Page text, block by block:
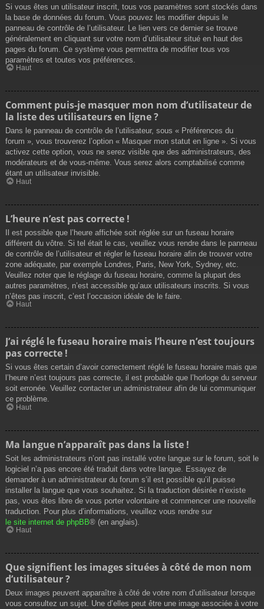
Si vous êtes un utilisateur inscrit, tous vos paramètres sont stockés dans
la base de données du forum. Vous pouvez les modifier depuis le
panneau de contrôle de l’utilisateur. Le lien vers ce dernier se trouve
généralement en cliquant sur votre nom d’utilisateur situé en haut des
pages du forum. Ce système vous permettra de modifier tous vos
paramètres et toutes vos préférences.
Haut
Comment puis-je masquer mon nom d’utilisateur de
la liste des utilisateurs en ligne ?
Dans le panneau de contrôle de l’utilisateur, sous « Préférences du
forum », vous trouverez l’option « Masquer mon statut en ligne ». Si vous
activez cette option, vous ne serez visible que des administrateurs, des
modérateurs et de vous-même. Vous serez alors comptabilisé comme
étant un utilisateur invisible.
Haut
L’heure n’est pas correcte !
Il est possible que l’heure affichée soit réglée sur un fuseau horaire
différent du vôtre. Si tel était le cas, veuillez vous rendre dans le panneau
de contrôle de l’utilisateur et régler le fuseau horaire afin de trouver votre
zone adéquate, par exemple Londres, Paris, New York, Sydney, etc.
Veuillez noter que le réglage du fuseau horaire, comme la plupart des
autres paramètres, n’est accessible qu’aux utilisateurs inscrits. Si vous
n’êtes pas inscrit, c’est l’occasion idéale de le faire.
Haut
J’ai réglé le fuseau horaire mais l’heure n’est toujours
pas correcte !
Si vous êtes certain d’avoir correctement réglé le fuseau horaire mais que
l’heure n’est toujours pas correcte, il est probable que l’horloge du serveur
soit erronée. Veuillez contacter un administrateur afin de lui communiquer
ce problème.
Haut
Ma langue n’apparaît pas dans la liste !
Soit les administrateurs n’ont pas installé votre langue sur le forum, soit le
logiciel n’a pas encore été traduit dans votre langue. Essayez de
demander à un administrateur du forum s’il est possible qu’il puisse
installer la langue que vous souhaitez. Si la traduction désirée n’existe
pas, vous êtes libre de vous porter volontaire et commencer une nouvelle
traduction. Pour plus d’informations, veuillez vous rendre sur
le site internet de phpBB® (en anglais).
Haut
Que signifient les images situées à côté de mon nom
d’utilisateur ?
Deux images peuvent apparaître à côté de votre nom d’utilisateur lorsque
vous consultez un sujet. Une d’elles peut être une image associée à votre